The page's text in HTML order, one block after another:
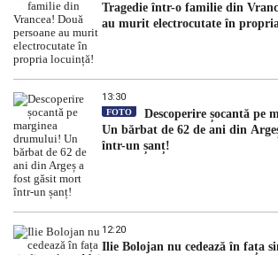
Tragedie într-o familie din
au murit electrocutate în
13:30
FOTO
Descoperire șocantă pe
Un bărbat de 62 de ani din
într-un șanț!
12:20
Ilie Bolojan nu cedează în fața